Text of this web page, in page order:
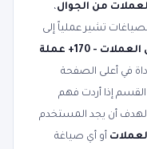
من الجوال،
تشير عملياً إلى
محول العملات - 170+ عملة
في أعلى الصفحة
إذا أردت فهم
الهدف أن يجد المستخدم
أو أي صياغة